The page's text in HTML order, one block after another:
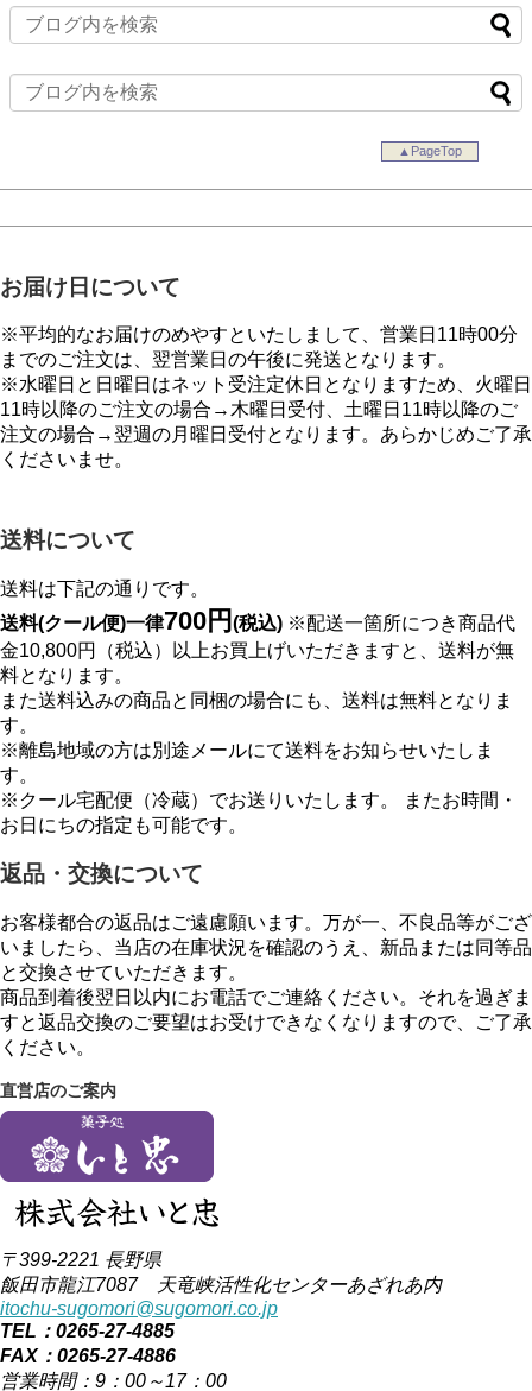
▲PageTop
お届け日について
※平均的なお届けのめやすといたしまして、営業日11時00分
までのご注文は、翌営業日の午後に発送となります。
※水曜日と日曜日はネット受注定休日となりますため、火曜日
11時以降のご注文の場合→木曜日受付、土曜日11時以降のご
注文の場合→翌週の月曜日受付となります。あらかじめご了承
くださいませ。
送料について
送料は下記の通りです。
送料(クール便)一律700円 (税込) ※配送一箇所につき商品代
金10,800円（税込）以上お買上げいただきますと、送料が無
料となります。
また送料込みの商品と同梱の場合にも、送料は無料となりま
す。
※離島地域の方は別途メールにて送料をお知らせいたしま
す。
※クール宅配便（冷蔵）でお送りいたします。 またお時間・
お日にちの指定も可能です。
返品・交換について
お客様都合の返品はご遠慮願います。万が一、不良品等がござ
いましたら、当店の在庫状況を確認のうえ、新品または同等品
と交換させていただきます。
商品到着後翌日以内にお電話でご連絡ください。それを過ぎま
すと返品交換のご要望はお受けできなくなりますので、ご了承
ください。
直営店のご案内
〒399-2221 長野県
飯田市龍江7087 天竜峡活性化センターあざれあ内
itochu-sugomori@sugomori.co.jp
TEL：0265-27-4885
FAX：0265-27-4886
営業時間：9：00～17：00